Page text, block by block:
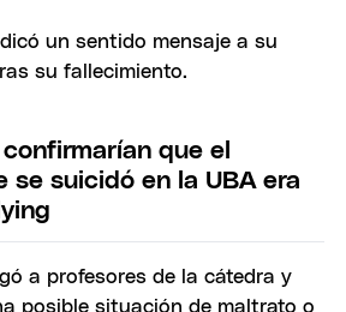
que el
se suicidó en la UBA era